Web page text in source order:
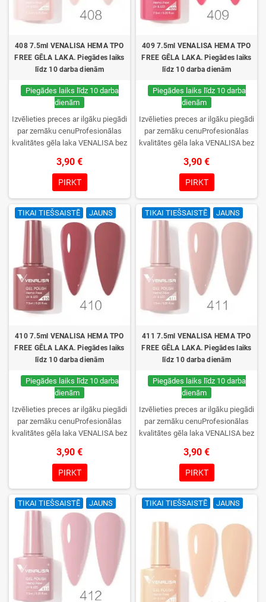
408 7.5ml VENALISA HEMA TPO
FREE GĒLA LAKA. Piegādes laiks
līdz 10 darba dienām
Piegādes laiks līdz 10 darba
dienām
Izvēlieties preces ar ilgāku piegādi
par zemāku cenuProfesionālas
kvalitātes gēla laka VENALISA bez
krāsu izvēle, lieliska sacietēšana
UV/LED lampās un ilgstoša
noturība. Katrs flakons iepakots
kastītē – pirmo reizi to atvērsiet
tikai jūs.
3,90 €
PIRKT
409 7.5ml VENALISA HEMA TPO
FREE GĒLA LAKA. Piegādes laiks
līdz 10 darba dienām
Piegādes laiks līdz 10 darba
dienām
Izvēlieties preces ar ilgāku piegādi
par zemāku cenuProfesionālas
kvalitātes gēla laka VENALISA bez
krāsu izvēle, lieliska sacietēšana
UV/LED lampās un ilgstoša
noturība. Katrs flakons iepakots
kastītē – pirmo reizi to atvērsiet
tikai jūs.
3,90 €
PIRKT
TIKAI TIEŠSAISTĒ JAUNS
410 7.5ml VENALISA HEMA TPO
FREE GĒLA LAKA. Piegādes laiks
līdz 10 darba dienām
Piegādes laiks līdz 10 darba
dienām
Izvēlieties preces ar ilgāku piegādi
par zemāku cenuProfesionālas
kvalitātes gēla laka VENALISA bez
krāsu izvēle, lieliska sacietēšana
UV/LED lampās un ilgstoša
noturība. Katrs flakons iepakots
kastītē – pirmo reizi to atvērsiet
tikai jūs.
3,90 €
PIRKT
TIKAI TIEŠSAISTĒ JAUNS
411 7.5ml VENALISA HEMA TPO
FREE GĒLA LAKA. Piegādes laiks
līdz 10 darba dienām
Piegādes laiks līdz 10 darba
dienām
Izvēlieties preces ar ilgāku piegādi
par zemāku cenuProfesionālas
kvalitātes gēla laka VENALISA bez
krāsu izvēle, lieliska sacietēšana
UV/LED lampās un ilgstoša
noturība. Katrs flakons iepakots
kastītē – pirmo reizi to atvērsiet
tikai jūs.
3,90 €
PIRKT
TIKAI TIEŠSAISTĒ JAUNS TIKAI TIEŠSAISTĒ JAUNS